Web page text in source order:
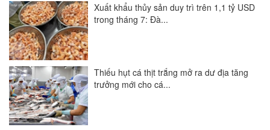
Xuất khẩu thủy sản duy trì trên 1,1 tỷ USD
trong tháng 7: Đà...
Thiếu hụt cá thịt trắng mở ra dư địa tăng
trưởng mới cho cá...